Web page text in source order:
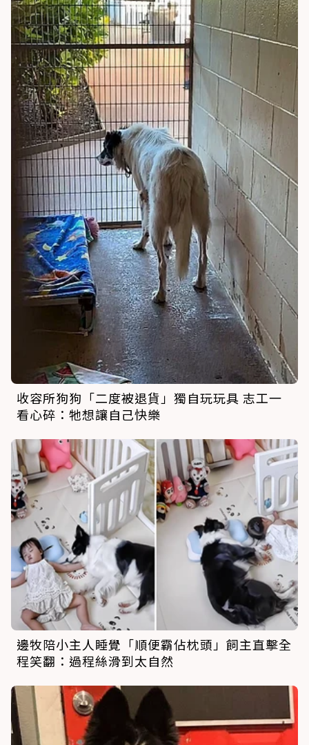
收容所狗狗「二度被退貨」獨自玩玩具 志工一
看心碎：牠想讓自己快樂
邊牧陪小主人睡覺「順便霸佔枕頭」飼主直擊全
程笑翻：過程絲滑到太自然